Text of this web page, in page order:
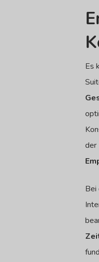
Es
der
Bei